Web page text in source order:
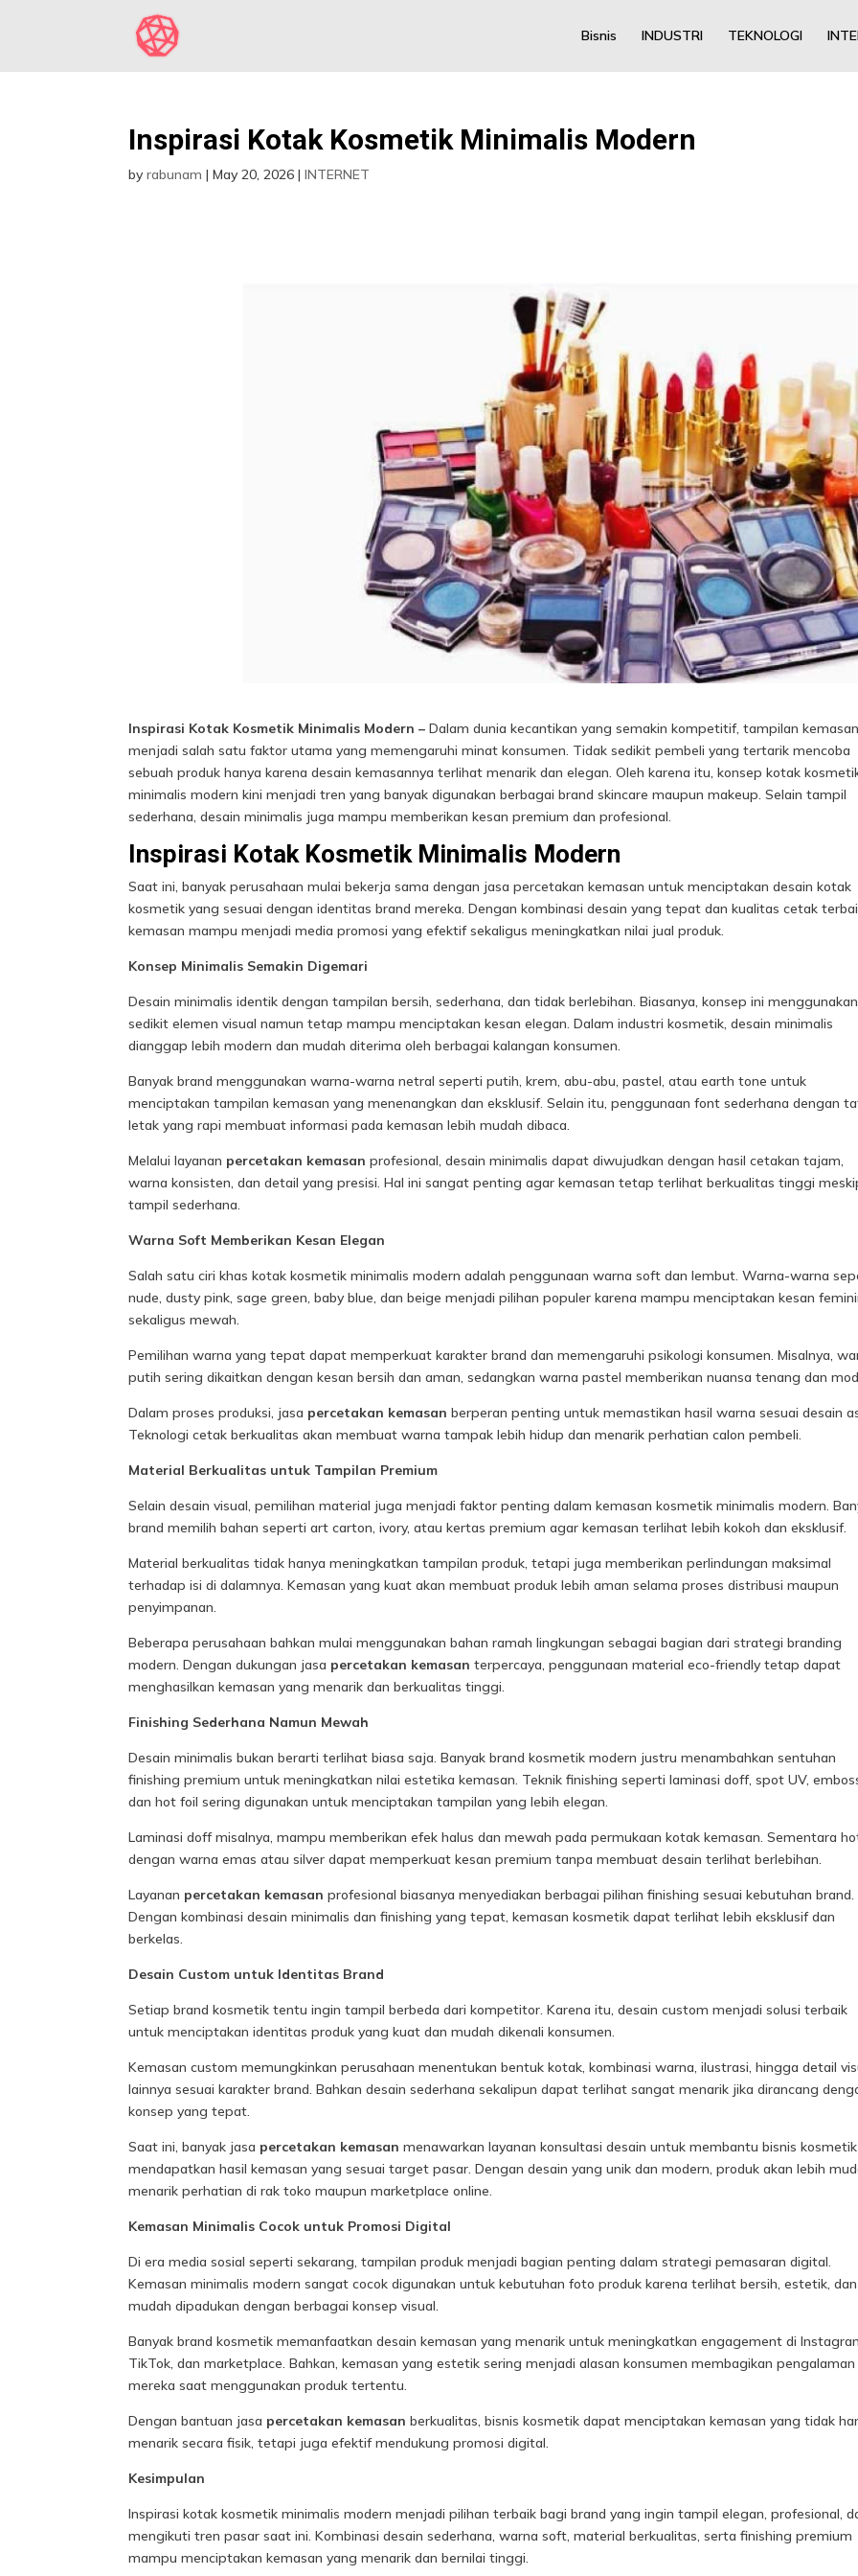
Bisnis INDUSTRI TEKNOLOGI
Inspirasi Kotak Kosmetik Minimalis Modern
byrabunam |May 20, 2026 |INTERNET
Inspirasi Kotak Kosmetik Minimalis Modern –Dalam dunia kecantikan yang semakin kompetitif, tampilan kemasan
menjadi salah satu faktor utama yang memengaruhi minat konsumen. Tidak sedikit pembeli yang tertarik mencoba
sebuah produk hanya karena desain kemasannya terlihat menarik dan elegan. Oleh karena itu, konsep kotak
minimalis modern kini menjadi tren yang banyak digunakan berbagai brand skincare maupun makeup. Selain tampil
sederhana, desain minimalis juga mampu memberikan kesan premium dan profesional.
Inspirasi Kotak Kosmetik Minimalis Modern
Saat ini, banyak perusahaan mulai bekerja sama dengan jasa percetakan kemasan untuk menciptakan desain kotak
kosmetik yang sesuai dengan identitas brand mereka. Dengan kombinasi desain yang tepat dan kualitas cetak
kemasan mampu menjadi media promosi yang efektif sekaligus meningkatkan nilai jual produk.
Konsep Minimalis Semakin Digemari
Desain minimalis identik dengan tampilan bersih, sederhana, dan tidak berlebihan. Biasanya, konsep ini menggunakan
sedikit elemen visual namun tetap mampu menciptakan kesan elegan. Dalam industri kosmetik, desain minimalis
dianggap lebih modern dan mudah diterima oleh berbagai kalangan konsumen.
Banyak brand menggunakan warna-warna netral seperti putih, krem, abu-abu, pastel, atau earth tone untuk
menciptakan tampilan kemasan yang menenangkan dan eksklusif. Selain itu, penggunaan font sederhana dengan
letak yang rapi membuat informasi pada kemasan lebih mudah dibaca.
Melalui layanan percetakan kemasan profesional, desain minimalis dapat diwujudkan dengan hasil cetakan tajam,
warna konsisten, dan detail yang presisi. Hal ini sangat penting agar kemasan tetap terlihat berkualitas tinggi
tampil sederhana.
Warna Soft Memberikan Kesan Elegan
Salah satu ciri khaskotak kosmetik minimalis modern adalah penggunaan warna soft dan lembut. Warna-warna
nude, dusty pink, sage green, baby blue, dan beige menjadi pilihan populer karena mampu menciptakan kesan
sekaligus mewah.
Pemilihan warna yang tepat dapat memperkuat karakter brand dan memengaruhi psikologi konsumen. Misalnya,
putih sering dikaitkan dengan kesan bersih dan aman, sedangkan warna pastel memberikan nuansa tenang dan
Dalam proses produksi, jasa percetakan kemasan berperan penting untuk memastikan hasil warna sesuai desain
Teknologi cetak berkualitas akan membuat warna tampak lebih hidup dan menarik perhatian calon pembeli.
Material Berkualitas untuk Tampilan Premium
Selain desain visual, pemilihan material juga menjadi faktor penting dalam kemasan kosmetik minimalis modern.
brand memilih bahan seperti art carton, ivory, atau kertas premium agar kemasan terlihat lebih kokoh dan eksklusif.
Material berkualitas tidak hanya meningkatkan tampilan produk, tetapi juga memberikan perlindungan maksimal
terhadap isi di dalamnya. Kemasan yang kuat akan membuat produk lebih aman selama proses distribusi maupun
penyimpanan.
Beberapa perusahaan bahkan mulai menggunakan bahan ramah lingkungan sebagai bagian dari strategi branding
modern. Dengan dukungan jasa percetakan kemasan terpercaya, penggunaan material eco-friendly tetap dapat
menghasilkan kemasan yang menarik dan berkualitas tinggi.
Finishing Sederhana Namun Mewah
Desain minimalis bukan berarti terlihat biasa saja. Banyak brand kosmetik modern justru menambahkan sentuhan
finishing premium untuk meningkatkan nilai estetika kemasan. Teknik finishing seperti laminasi doff, spot UV,
dan hot foil sering digunakan untuk menciptakan tampilan yang lebih elegan.
Laminasi doff misalnya, mampu memberikan efek halus dan mewah pada permukaan kotak kemasan. Sementara
dengan warna emas atau silver dapat memperkuat kesan premium tanpa membuat desain terlihat berlebihan.
Layanan percetakan kemasan profesional biasanya menyediakan berbagai pilihan finishing sesuai kebutuhan brand.
Dengan kombinasi desain minimalis dan finishing yang tepat, kemasan kosmetik dapat terlihat lebih eksklusif dan
berkelas.
Desain Custom untuk Identitas Brand
Setiap brand kosmetik tentu ingin tampil berbeda dari kompetitor. Karena itu, desain custom menjadi solusi terbaik
untuk menciptakan identitas produk yang kuat dan mudah dikenali konsumen.
Kemasan custom memungkinkan perusahaan menentukan bentuk kotak, kombinasi warna, ilustrasi, hingga detail
lainnya sesuai karakter brand. Bahkan desain sederhana sekalipun dapat terlihat sangat menarik jika dirancang
konsep yang tepat.
Saat ini, banyak jasa percetakan kemasan menawarkan layanan konsultasi desain untuk membantu bisnis kosmetik
mendapatkan hasil kemasan yang sesuai target pasar. Dengan desain yang unik dan modern, produk akan lebih
menarik perhatian di rak toko maupun marketplace online.
Kemasan Minimalis Cocok untuk Promosi Digital
Di era media sosial seperti sekarang, tampilan produk menjadi bagian penting dalam strategi pemasaran digital.
Kemasan minimalis modern sangat cocok digunakan untuk kebutuhan foto produk karena terlihat bersih, estetik, dan
mudah dipadukan dengan berbagai konsep visual.
Banyak brand kosmetik memanfaatkan desain kemasan yang menarik untuk meningkatkan engagement di
TikTok, dan marketplace. Bahkan, kemasan yang estetik sering menjadi alasan konsumen membagikan pengalaman
mereka saat menggunakan produk tertentu.
Dengan bantuan jasa percetakan kemasan berkualitas, bisnis kosmetik dapat menciptakan kemasan yang tidak
menarik secara fisik, tetapi juga efektif mendukung promosi digital.
Kesimpulan
Inspirasi kotak kosmetik minimalis modern menjadi pilihan terbaik bagi brand yang ingin tampil elegan, profesional,
mengikuti tren pasar saat ini. Kombinasi desain sederhana, warna soft, material berkualitas, serta finishing premium
mampu menciptakan kemasan yang menarik dan bernilai tinggi.